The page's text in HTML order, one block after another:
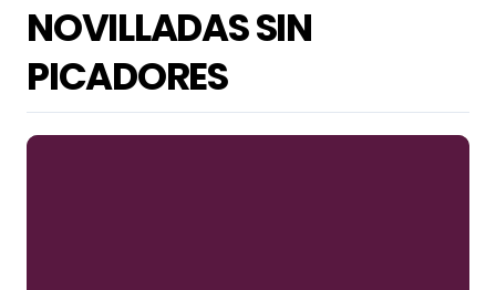
NOVILLADAS SIN
PICADORES